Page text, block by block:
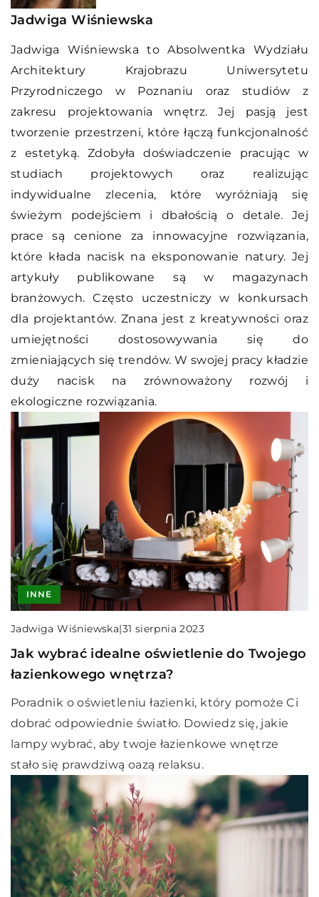
Jadwiga Wiśniewska
Jadwiga Wiśniewska to Absolwentka Wydziału
Architektury Krajobrazu Uniwersytetu
Przyrodniczego w Poznaniu oraz studiów z
zakresu projektowania wnętrz. Jej pasją jest
tworzenie przestrzeni, które łączą funkcjonalność
z estetyką. Zdobyła doświadczenie pracując w
studiach projektowych oraz realizując
indywidualne zlecenia, które wyróżniają się
świeżym podejściem i dbałością o detale. Jej
prace są cenione za innowacyjne rozwiązania,
które kłada nacisk na eksponowanie natury. Jej
artykuły publikowane są w magazynach
branżowych. Często uczestniczy w konkursach
dla projektantów. Znana jest z kreatywności oraz
umiejętności dostosowywania się do
zmieniających się trendów. W swojej pracy kładzie
duży nacisk na zrównoważony rozwój i
ekologiczne rozwiązania.
INNE
Jadwiga Wiśniewska|31 sierpnia 2023
Jak wybrać idealne oświetlenie do Twojego
łazienkowego wnętrza?
Poradnik o oświetleniu łazienki, który pomoże Ci
dobrać odpowiednie światło. Dowiedz się, jakie
lampy wybrać, aby twoje łazienkowe wnętrze
stało się prawdziwą oazą relaksu.